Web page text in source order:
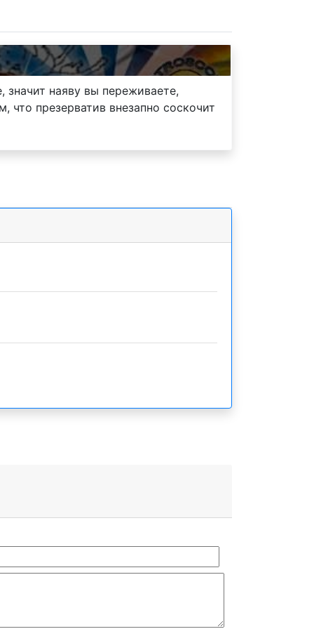
значит наяву вы переживаете,
что презерватив внезапно соскочит